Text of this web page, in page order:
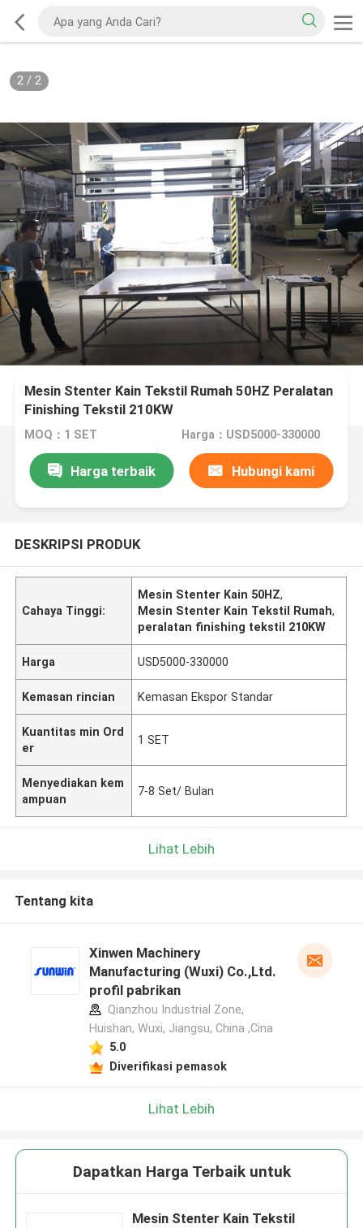
2/ 2
Mesin Stenter Kain Tekstil Rumah 50HZ Peralatan
Finishing Tekstil 210KW
MOQ：1 SET Harga：USD5000-330000
Harga terbaik Hubungi kami
DESKRIPSI PRODUK
Cahaya Tinggi:
Mesin Stenter Kain 50HZ,
Mesin Stenter Kain Tekstil Rumah,
peralatan finishing tekstil 210KW
Harga USD5000-330000
Kemasan rincian Kemasan Ekspor Standar
Kuantitas min Ord
er
1 SET
Menyediakan kem
ampuan
7-8 Set/ Bulan
Lihat Lebih
Tentang kita
Xinwen Machinery
Manufacturing (Wuxi) Co.,Ltd.
profil pabrikan
Qianzhou Industrial Zone,
Huishan, Wuxi, Jiangsu, China ,Cina
5.0
Diverifikasi pemasok
Lihat Lebih
Dapatkan Harga Terbaik untuk
Mesin Stenter Kain Tekstil